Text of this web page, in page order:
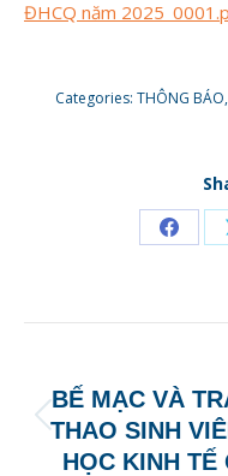
ĐHCQ năm
Categories: THÔNG BÁO,
Share
BẾ MẠC VÀ
THAO SINH
HỌC KINH TẾ